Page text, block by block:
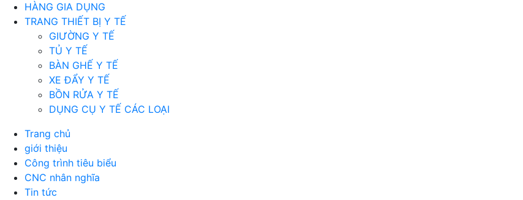
HÀNG GIA DỤNG
TRANG THIẾT BỊ Y TẾ
GIƯỜNG Y TẾ
TỦ Y TẾ
BÀN GHẾ Y TẾ
XE ĐẨY Y TẾ
BỒN RỬA Y TẾ
DỤNG CỤ Y TẾ CÁC LOẠI
Trang chủ
giới thiệu
Công trình tiêu biểu
CNC nhân nghĩa
Tin tức